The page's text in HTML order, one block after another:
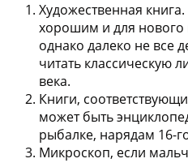
Художественная
хорошим и для
однако далеко не все
читать классическую
века.
Книги,
может быть
рыбалке, нарядам 16-
Микроскоп, если